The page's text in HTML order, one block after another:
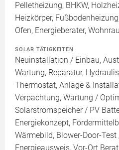
Pelletheizung, BHKW,
Heizkörper,
Ofen, Energieberater,
SOLAR TÄTIGKEITEN
Neuinstallation / Einbau,
Wartung, Reparatur,
Thermostat, Anlage &
Verpachtung, Wartung /
Solarstromspeicher / PV
Energiekonzept,
Wärmebild, Blower-Door-
Energieausweis, Vor-Ort